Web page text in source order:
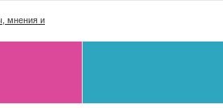
мнения и